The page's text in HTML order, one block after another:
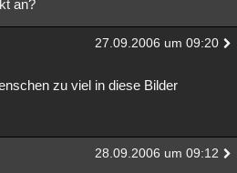
an?
27.09.2006 um 09:20
zu viel in diese Bilder
28.09.2006 um 09:12